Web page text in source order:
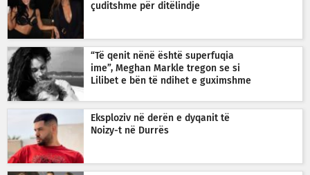
çuditshme për ditëlindje
“Të qenit nënë është superfuqia
ime”, Meghan Markle tregon se si
Lilibet e bën të ndihet e guximshme
Eksploziv në derën e dyqanit të
Noizy-t në Durrës